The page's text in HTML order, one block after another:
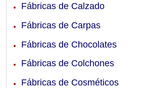
Fábricas de Calzado
Fábricas de Carpas
Fábricas de Chocolates
Fábricas de Colchones
Fábricas de Cosméticos